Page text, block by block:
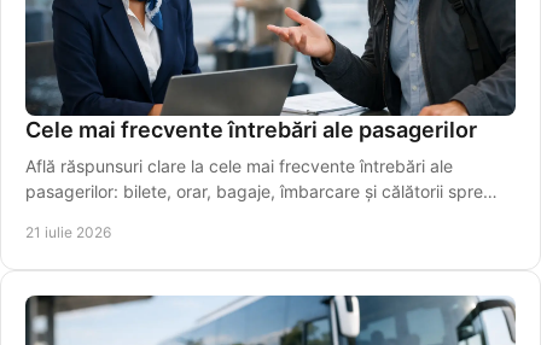
Cele mai frecvente întrebări ale pasagerilor
Află răspunsuri clare la cele mai frecvente întrebări ale
pasagerilor: bilete, orar, bagaje, îmbarcare și călătorii spre
21 iulie 2026